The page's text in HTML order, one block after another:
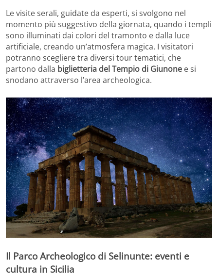
Le visite serali, guidate da esperti, si svolgono nel
momento più suggestivo della giornata, quando i templi
sono illuminati dai colori del tramonto e dalla luce
artificiale, creando un’atmosfera magica. I visitatori
potranno scegliere tra diversi tour tematici, che
partono dalla biglietteria del Tempio di Giunone e si
snodano attraverso l’area archeologica.
Il Parco Archeologico di Selinunte: eventi e
cultura in Sicilia